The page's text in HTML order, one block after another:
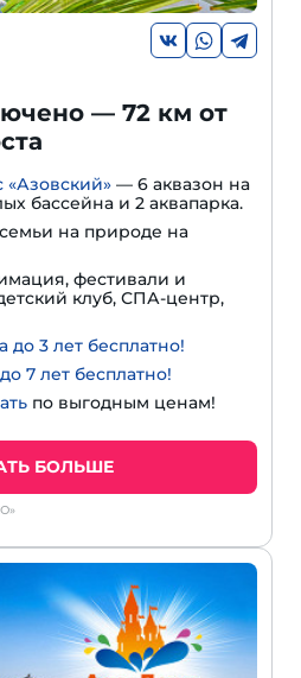
— 72 км от
— 6 аквазон на
бассейна и 2 аквапарка.
на природе на
фестивали и
клуб, СПА-центр,
3 лет бесплатно!
7 лет бесплатно!
по выгодным ценам!
БОЛЬШЕ